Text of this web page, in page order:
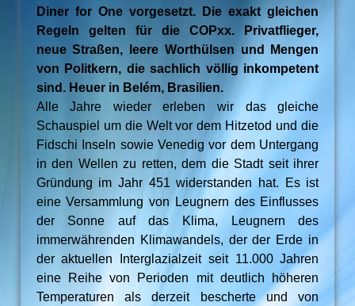
Diner for One vorgesetzt. Die exakt gleichen
Regeln gelten für die COPxx. Privatflieger,
neue Straßen, leere Worthülsen und Mengen
von Politkern, die sachlich völlig inkompetent
sind. Heuer in Belém, Brasilien.
Alle Jahre wieder erleben wir das gleiche
Schauspiel um die Welt vor dem Hitzetod und die
Fidschi Inseln sowie Venedig vor dem Untergang
in den Wellen zu retten, dem die Stadt seit ihrer
Gründung im Jahr 451 widerstanden hat. Es ist
eine Versammlung von Leugnern des Einflusses
der Sonne auf das Klima, Leugnern des
immerwährenden Klimawandels, der der Erde in
der aktuellen Interglazialzeit seit 11.000 Jahren
eine Reihe von Perioden mit deutlich höheren
Temperaturen als derzeit bescherte und von